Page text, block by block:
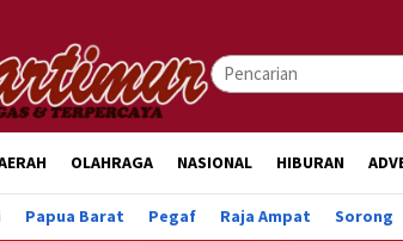
OLAHRAGA NASIONAL HIBURAN
Papua Barat Pegaf Raja Ampat Sorong